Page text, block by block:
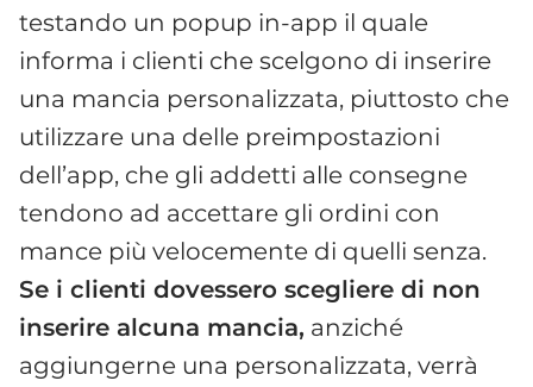
testando un popup in-app il quale
informa i clienti che scelgono di inserire
una mancia personalizzata, piuttosto che
utilizzare una delle preimpostazioni
dell’app, che gli addetti alle consegne
tendono ad accettare gli ordini con
mance più velocemente di quelli senza.
Se i clienti dovessero scegliere di non
inserire alcuna mancia, anziché
aggiungerne una personalizzata, verrà